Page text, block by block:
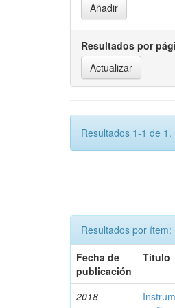
Resultados por
Resultados 1-1 de 1.
Resultados por ítem:
Fecha de
publicación
Título
2018